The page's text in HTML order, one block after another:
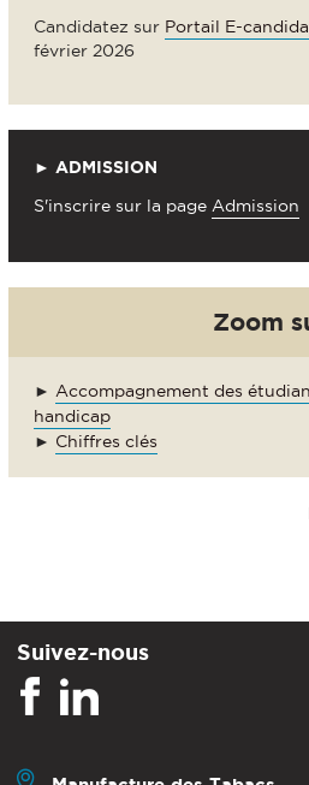
Candidatez sur Portail E-
février 2026
► ADMISSION
S'inscrire sur la page Admission
Zoom
► Accompagnement des
handicap
► Chiffres clés
Suivez-nous